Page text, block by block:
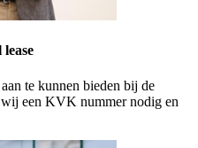
te kunnen bieden bij de
een KVK nummer nodig en